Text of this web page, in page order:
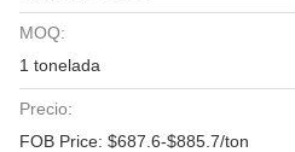
MOQ:
1 tonelada
Precio:
FOB Price: $687.6-$885.7/ton